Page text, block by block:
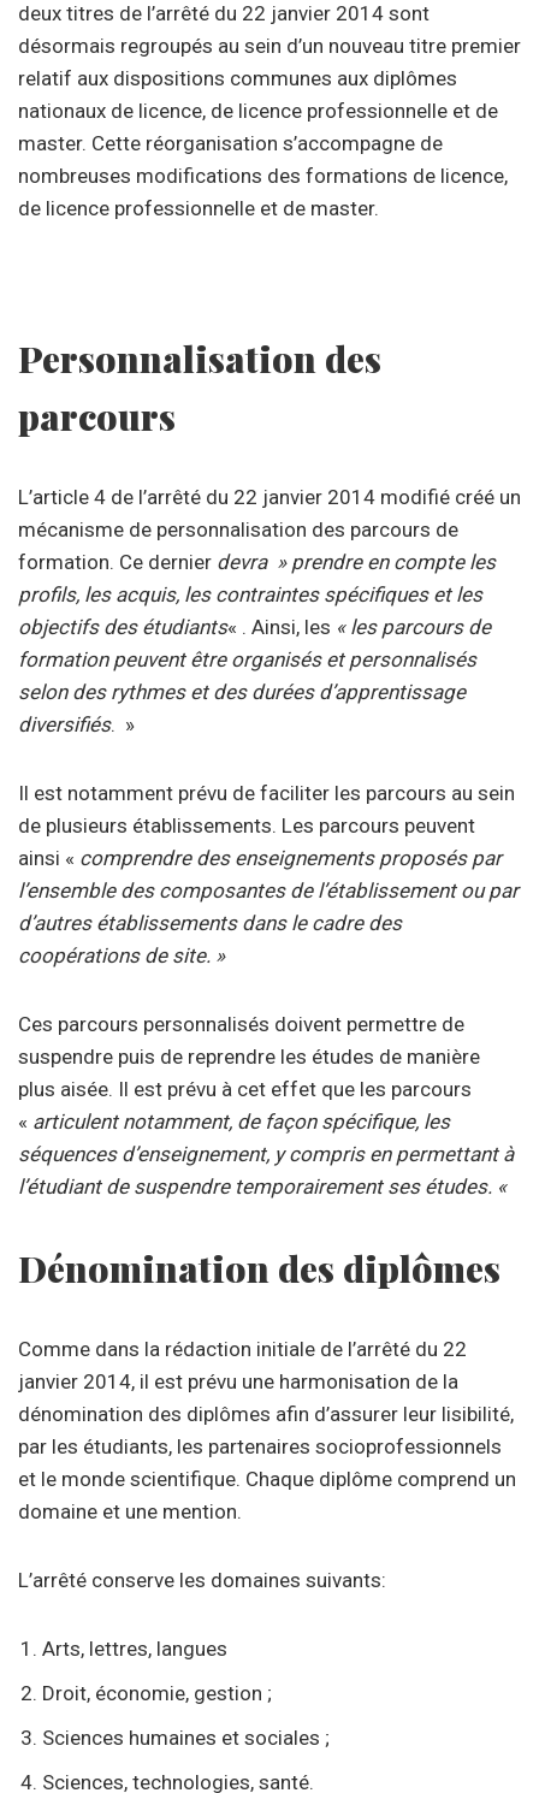
deux titres de l’arrêté du 22 janvier 2014 sont
désormais regroupés au sein d’un nouveau titre premier
relatif aux dispositions communes aux diplômes
nationaux de licence, de licence professionnelle et de
master. Cette réorganisation s’accompagne de
nombreuses modifications des formations de licence,
de licence professionnelle et de master.
Personnalisation des
parcours
L’article 4 de l’arrêté du 22 janvier 2014 modifié créé un
mécanisme de personnalisation des parcours de
formation. Ce dernier devra » prendre en compte les
profils, les acquis, les contraintes spécifiques et les
objectifs des étudiants« . Ainsi, les « les parcours de
formation peuvent être organisés et personnalisés
selon des rythmes et des durées d’apprentissage
diversifiés. »
Il est notamment prévu de faciliter les parcours au sein
de plusieurs établissements. Les parcours peuvent
ainsi « comprendre des enseignements proposés par
l’ensemble des composantes de l’établissement ou par
d’autres établissements dans le cadre des
coopérations de site. »
Ces parcours personnalisés doivent permettre de
suspendre puis de reprendre les études de manière
plus aisée. Il est prévu à cet effet que les parcours
« articulent notamment, de façon spécifique, les
séquences d’enseignement, y compris en permettant à
l’étudiant de suspendre temporairement ses études. «
Dénomination des diplômes
Comme dans la rédaction initiale de l’arrêté du 22
janvier 2014, il est prévu une harmonisation de la
dénomination des diplômes afin d’assurer leur lisibilité,
par les étudiants, les partenaires socioprofessionnels
et le monde scientifique. Chaque diplôme comprend un
domaine et une mention.
L’arrêté conserve les domaines suivants:
Arts, lettres, langues
Droit, économie, gestion ;
Sciences humaines et sociales ;
Sciences, technologies, santé.